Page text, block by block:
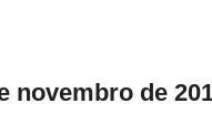
novembro de